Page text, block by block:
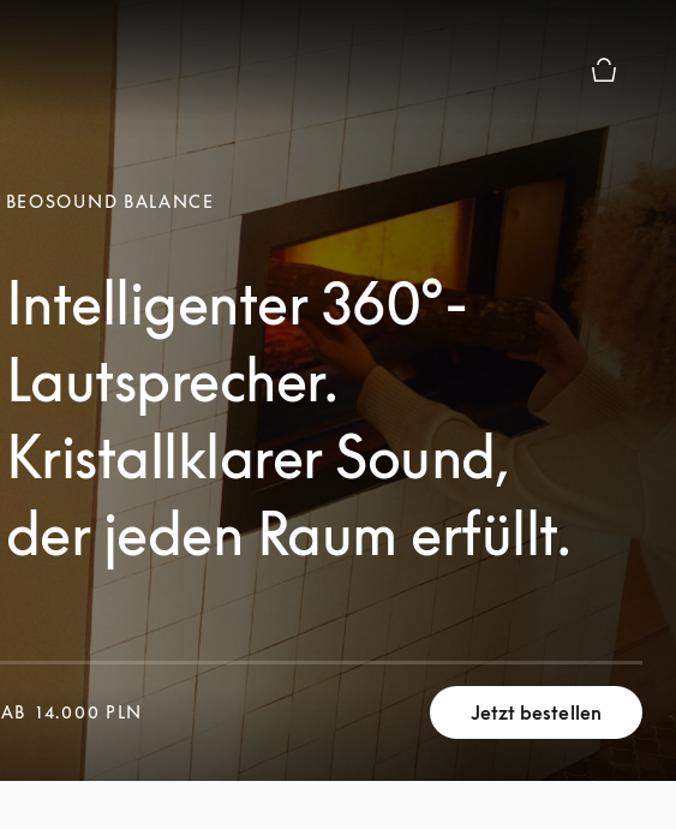
BEOSOUND BALANCE
Intelligenter 360°-
Lautsprecher.
Kristallklarer Sound,
der jeden Raum erfüllt.
AB 14.000 PLN Jetzt bestellen